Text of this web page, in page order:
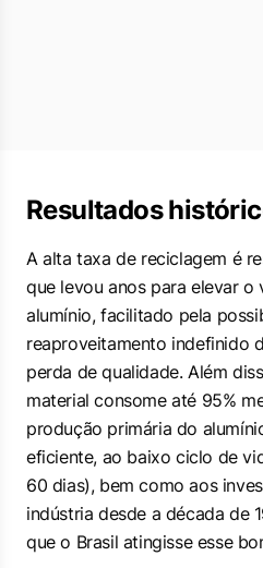
Resultados
A alta taxa de reciclagem é
que levou anos para elevar
alumínio, facilitado pela
reaproveitamento indefinido
perda de qualidade. Além
material consome até 95%
produção primária do
eficiente, ao baixo ciclo de
60 dias), bem como aos
indústria desde a década de
que o Brasil atingisse esse